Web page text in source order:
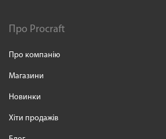
Про Procraft
Про компанію
Магазини
Новинки
Хіти продажів